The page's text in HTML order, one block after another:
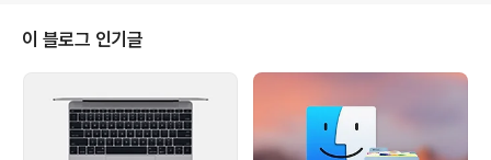
이슈가 되고 있는 레티나 맥북프로 화면 잔상 문제, 그 원인
이 무엇인가? (본글) 레티나 맥북프로의 화면 잔상 문제는
세간에 레티나 디스플레이 '번인(Burn in)' 문제라고도 알
려져 있지만, 동일한 화면을 장시간 띄워 화소의 일부가 복
구 불가능한 상태가 되는 디스플레이 번인과는 전혀 종류
가 다른 문제입..
이 블로그 인기글